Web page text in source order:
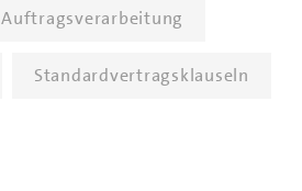
Auftragsverarbeitung
Standardvertragsklauseln